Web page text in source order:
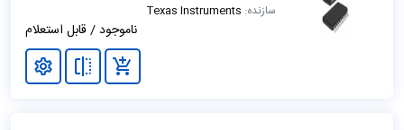
سازنده: Texas Instruments
ناموجود / قابل استعلام